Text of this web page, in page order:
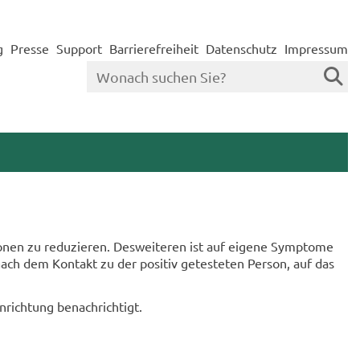
Presse Support Barrierefreiheit Datenschutz Impressum
zu re­du­zie­ren. Des­wei­te­ren ist auf ei­ge­ne Sym­pto­me
dem Kon­takt zu der po­si­tiv ge­tes­te­ten Per­son, auf das
be­nach­rich­tigt.